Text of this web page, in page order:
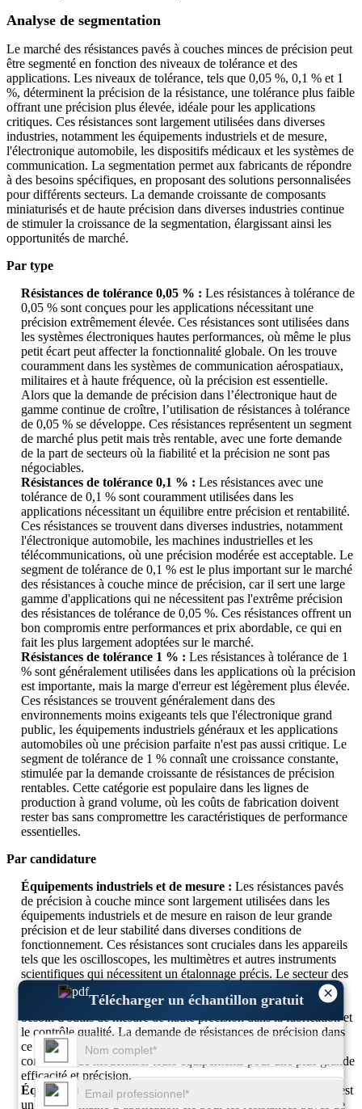
×
Télécharger un échantillon gratuit
Analyse de segmentation
Le marché des résistances pavés à couches minces de précision peut
être segmenté en fonction des niveaux de tolérance et des
applications. Les niveaux de tolérance, tels que 0,05 %, 0,1 % et 1
%, déterminent la précision de la résistance, une tolérance plus faible
offrant une précision plus élevée, idéale pour les applications
critiques. Ces résistances sont largement utilisées dans diverses
industries, notamment les équipements industriels et de mesure,
l'électronique automobile, les dispositifs médicaux et les systèmes de
communication. La segmentation permet aux fabricants de répondre
à des besoins spécifiques, en proposant des solutions personnalisées
pour différents secteurs. La demande croissante de composants
miniaturisés et de haute précision dans diverses industries continue
de stimuler la croissance de la segmentation, élargissant ainsi les
opportunités de marché.
Par type
Résistances de tolérance 0,05 % : Les résistances à tolérance de
0,05 % sont conçues pour les applications nécessitant une
précision extrêmement élevée. Ces résistances sont utilisées dans
les systèmes électroniques hautes performances, où même le plus
petit écart peut affecter la fonctionnalité globale. On les trouve
couramment dans les systèmes de communication aérospatiaux,
militaires et à haute fréquence, où la précision est essentielle.
Alors que la demande de précision dans l’électronique haut de
gamme continue de croître, l’utilisation de résistances à tolérance
de 0,05 % se développe. Ces résistances représentent un segment
de marché plus petit mais très rentable, avec une forte demande
de la part de secteurs où la fiabilité et la précision ne sont pas
négociables.
Résistances de tolérance 0,1 % : Les résistances avec une
tolérance de 0,1 % sont couramment utilisées dans les
applications nécessitant un équilibre entre précision et rentabilité.
Ces résistances se trouvent dans diverses industries, notamment
l'électronique automobile, les machines industrielles et les
télécommunications, où une précision modérée est acceptable. Le
segment de tolérance de 0,1 % est le plus important sur le marché
des résistances à couche mince de précision, car il sert une large
gamme d'applications qui ne nécessitent pas l'extrême précision
des résistances de tolérance de 0,05 %. Ces résistances offrent un
bon compromis entre performances et prix abordable, ce qui en
fait les plus largement adoptées sur le marché.
Résistances de tolérance 1 % : Les résistances à tolérance de 1
% sont généralement utilisées dans les applications où la précision
est importante, mais la marge d'erreur est légèrement plus élevée.
Ces résistances se trouvent généralement dans des
environnements moins exigeants tels que l'électronique grand
public, les équipements industriels généraux et les applications
automobiles où une précision parfaite n'est pas aussi critique. Le
segment de tolérance de 1 % connaît une croissance constante,
stimulée par la demande croissante de résistances de précision
rentables. Cette catégorie est populaire dans les lignes de
production à grand volume, où les coûts de fabrication doivent
rester bas sans compromettre les caractéristiques de performance
essentielles.
Par candidature
Équipements industriels et de mesure : Les résistances pavés
de précision à couche mince sont largement utilisées dans les
équipements industriels et de mesure en raison de leur grande
précision et de leur stabilité dans diverses conditions de
fonctionnement. Ces résistances sont cruciales dans les appareils
tels que les oscilloscopes, les multimètres et autres instruments
scientifiques qui nécessitent un étalonnage précis. Le secteur des
équipements industriels est en croissance, notamment avec
l'adoption croissante de l'automatisation, de la robotique et le
besoin d'outils de mesure de haute précision dans la fabrication et
le contrôle qualité. La demande de résistances de précision dans
ce segment devrait augmenter à mesure que les industries
continuent de moderniser leurs équipements pour une plus grande
efficacité et précision.
Équipement médical :Le secteur des équipements médicaux est
un autre domaine d’application clé pour les résistances pavés de